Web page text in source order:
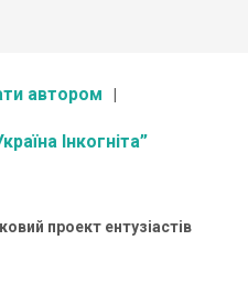
автором
Інкогніта”
проект ентузіастів